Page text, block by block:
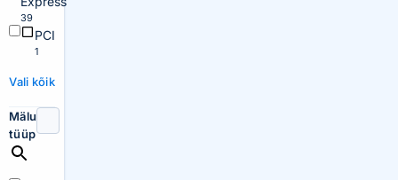
39
PCI
1
Vali kõik
Mälu
tüüp